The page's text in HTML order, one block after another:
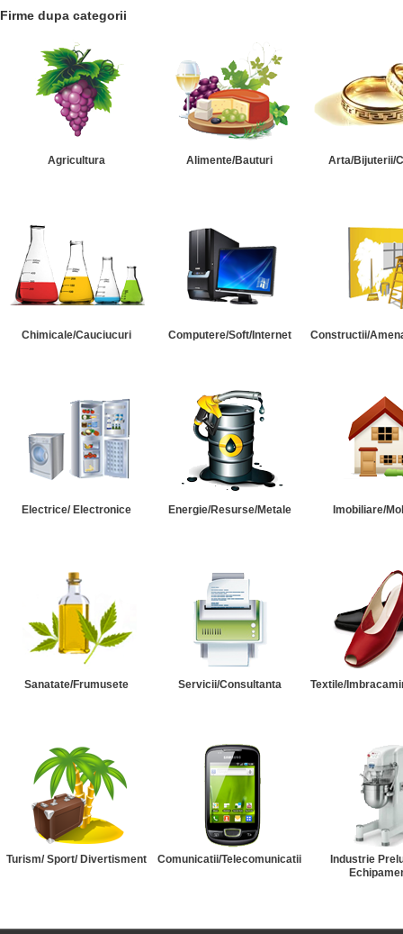
Firme dupa categorii
Agricultura Alimente/Bauturi Arta/Bijuterii/
Chimicale/Cauciucuri Computere/Soft/Internet Constructii/
Electrice/ Electronice Energie/Resurse/Metale Imobiliare/
Sanatate/Frumusete Servicii/Consultanta Textile/
Turism/ Sport/ Divertisment Comunicatii/Telecomunicatii
Industrie